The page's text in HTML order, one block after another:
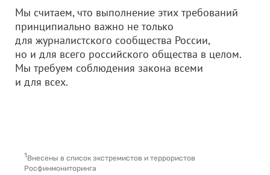
Мы считаем, что выполнение этих требований
принципиально важно не только
для журналистского сообщества России,
но и для всего российского общества в целом.
Мы требуем соблюдения закона всеми
и для всех.
1Внесены в список экстремистов и террористов
Росфинмониторинга